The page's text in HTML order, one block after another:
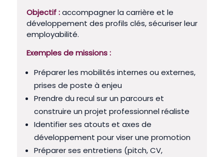
Objectif : accompagner la carrière et le
développement des profils clés, sécuriser leur
employabilité.
Exemples de missions :
Préparer les mobilités internes ou externes,
prises de poste à enjeu
Prendre du recul sur un parcours et
construire un projet professionnel réaliste
Identifier ses atouts et axes de
développement pour viser une promotion
Préparer ses entretiens (pitch, CV,